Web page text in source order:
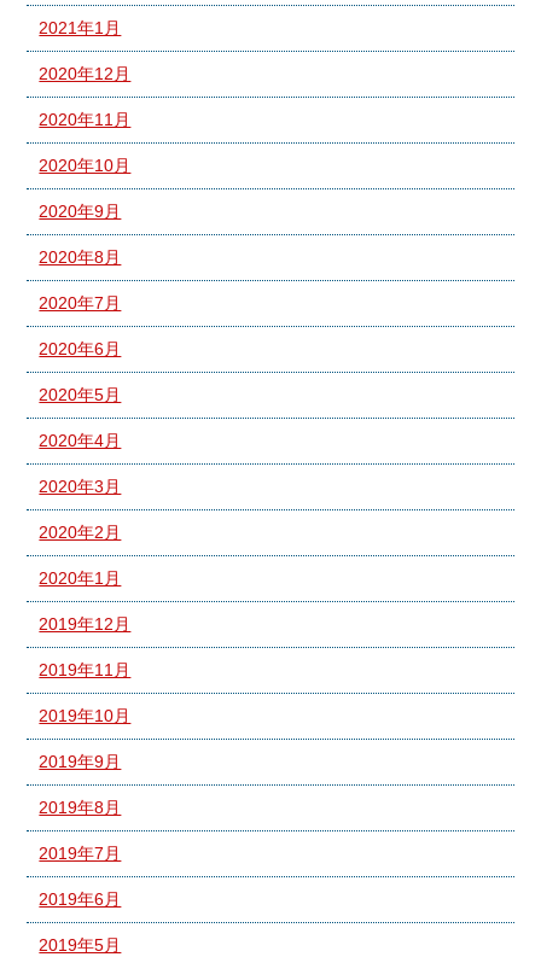
2021年1月
2020年12月
2020年11月
2020年10月
2020年9月
2020年8月
2020年7月
2020年6月
2020年5月
2020年4月
2020年3月
2020年2月
2020年1月
2019年12月
2019年11月
2019年10月
2019年9月
2019年8月
2019年7月
2019年6月
2019年5月